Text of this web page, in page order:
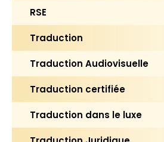
RSE
Traduction
Traduction Audiovisuelle
Traduction certifiée
Traduction dans le luxe